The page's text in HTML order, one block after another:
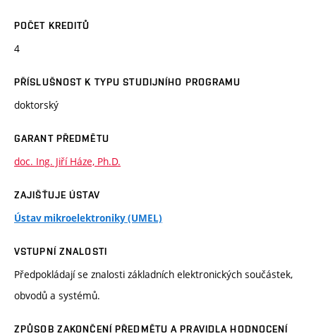
POČET KREDITŮ
4
PŘÍSLUŠNOST K TYPU STUDIJNÍHO PROGRAMU
doktorský
GARANT PŘEDMĚTU
doc. Ing. Jiří Háze, Ph.D.
ZAJIŠŤUJE ÚSTAV
Ústav mikroelektroniky (UMEL)
VSTUPNÍ ZNALOSTI
Předpokládají se znalosti základních elektronických součástek,
obvodů a systémů.
ZPŮSOB ZAKONČENÍ PŘEDMĚTU A PRAVIDLA HODNOCENÍ